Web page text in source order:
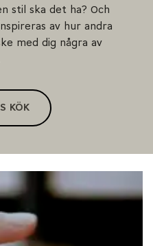
stil ska det ha? Och
av hur andra
med dig några av
KÖK